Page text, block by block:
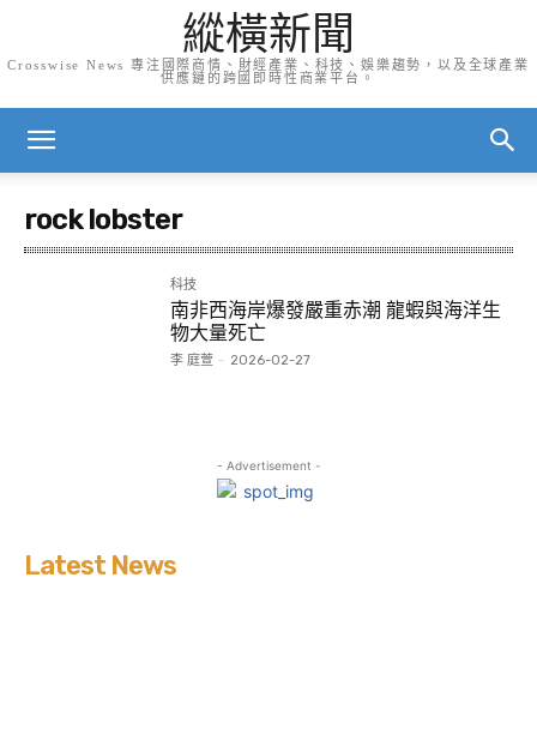
縱橫新聞
Crosswise News 專注國際商情、財經產業、科技、娛樂趨勢，以及全球產業
供應鏈的跨國即時性商業平台。
rock lobster
科技
南非西海岸爆發嚴重赤潮 龍蝦與海洋生
物大量死亡
李 庭萱 - 2026-02-27
- Advertisement -
Latest News